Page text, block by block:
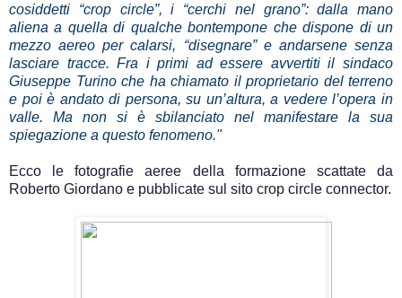
cosiddetti “crop circle”, i “cerchi nel grano”: dalla mano
aliena a quella di qualche bontempone che dispone di un
mezzo aereo per calarsi, “disegnare” e andarsene senza
lasciare tracce. Fra i primi ad essere avvertiti il sindaco
Giuseppe Turino che ha chiamato il proprietario del terreno
e poi è andato di persona, su un’altura, a vedere l’opera in
valle. Ma non si è sbilanciato nel manifestare la sua
spiegazione a questo fenomeno."
Ecco le fotografie aeree della formazione scattate da
Roberto Giordano e pubblicate sul sito crop circle connector.